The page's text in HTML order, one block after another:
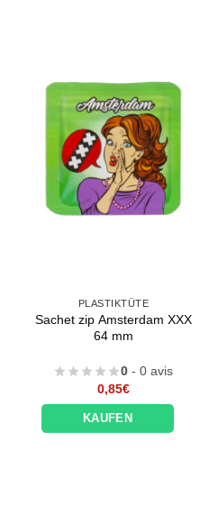
PLASTIKTÜTE
Sachet zip Amsterdam XXX
64 mm
0 - 0 avis
0,85€
KAUFEN